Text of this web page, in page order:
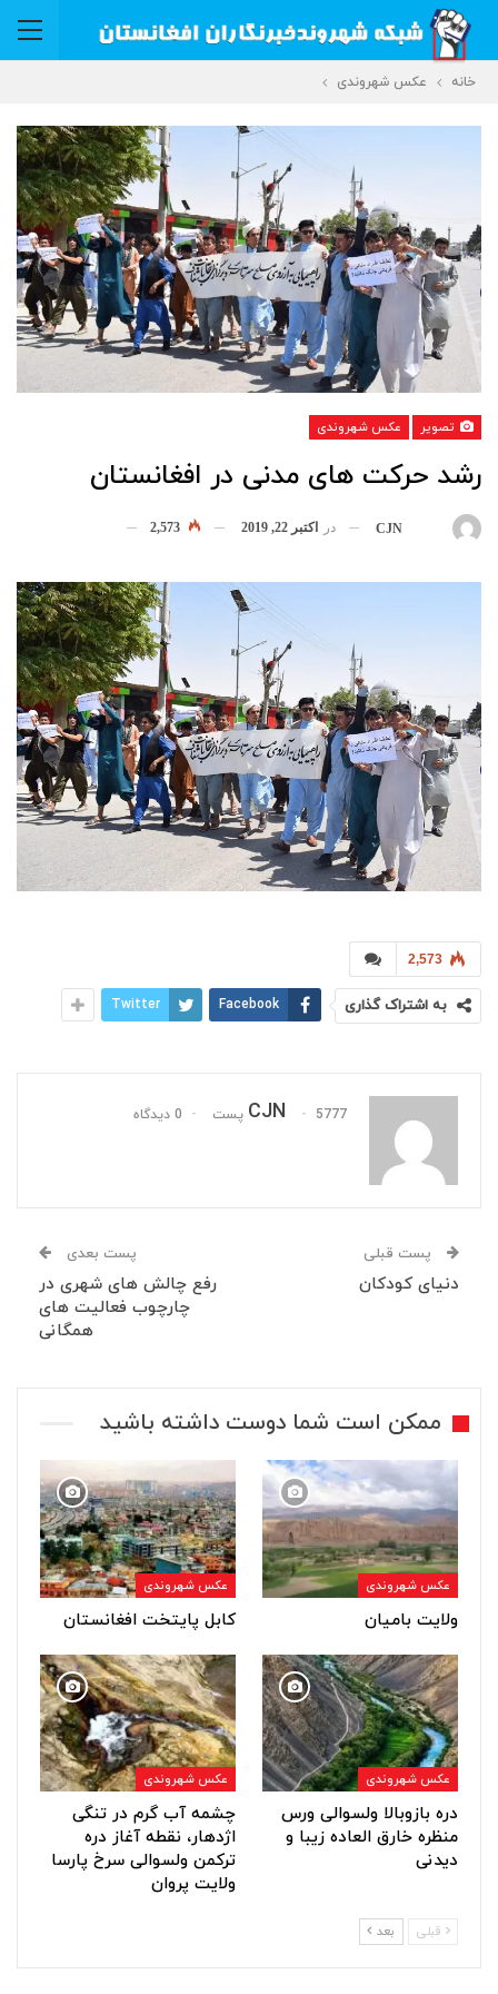
خانه عکس شهروندی
تصویر عکس شهروندی
رشد حرکت های مدنی در افغانستان
CJN در اکتبر 22, 2019 2,573
2,573
به اشتراک گذاری Facebook
Twitter
CJN 5777 پست 0 دیدگاه
پست قبلی
دنیای کودکان
پست بعدی
رفع چالش های شهری در
چارچوب فعالیت های
همگانی
ممکن است شما دوست داشته باشید
عکس شهروندی
ولایت بامیان
عکس شهروندی
کابل پایتخت افغانستان
عکس شهروندی
دره بازوبالا ولسوالی ورس
منظره خارق العاده زیبا و
دیدنی
عکس شهروندی
چشمه آب گرم در تنگی
اژدهار، نقطه آغاز دره
ترکمن ولسوالی سرخ پارسا
ولایت پروان
قبلی بعد